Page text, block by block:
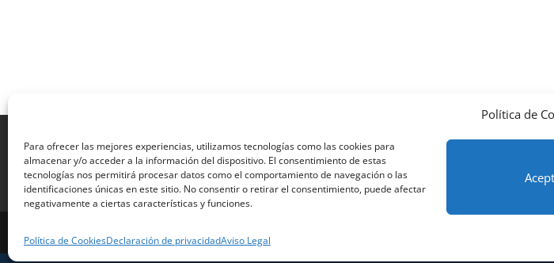
Política de
Para ofrecer las mejores experiencias, utilizamos tecnologías como las cookies para
almacenar y/o acceder a la información del dispositivo. El consentimiento de estas
tecnologías nos permitirá procesar datos como el comportamiento de navegación o las
identificaciones únicas en este sitio. No consentir o retirar el consentimiento, puede afectar
negativamente a ciertas características y funciones.
Política de CookiesDeclaración de privacidadAviso Legal
Términos y condiciones – Contrato de
Formulario de Datos necesarios para alta
Métodos de pago SEQURA
Formulario de responsabilidad de APPCC
Plantilla formación bonificada
Encuesta
Contacto Centros colaboradores